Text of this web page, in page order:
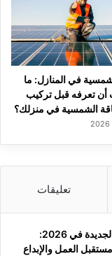
في المنازل: ما
أن تعرفه قبل تركيب
الشمسية في منزلك؟
تعليقات
أدوات الذكاء الاصطناعي الجديدة في 2026:
العمل والإبداع